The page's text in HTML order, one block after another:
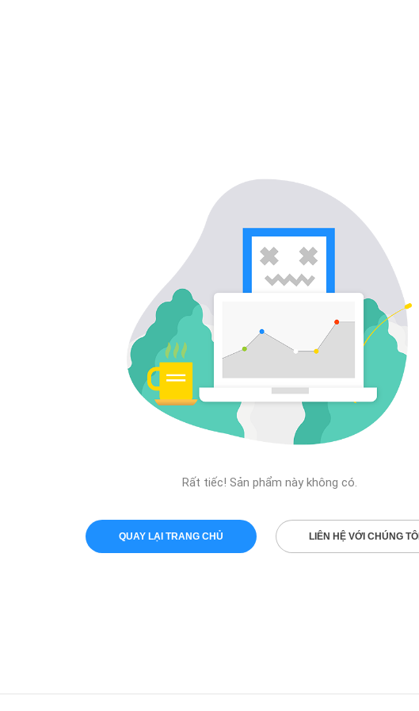
Rất tiếc! Sản phẩm này không có.
QUAY LẠI TRANG CHỦ LIÊN HỆ VỚI CHÚNG TÔI